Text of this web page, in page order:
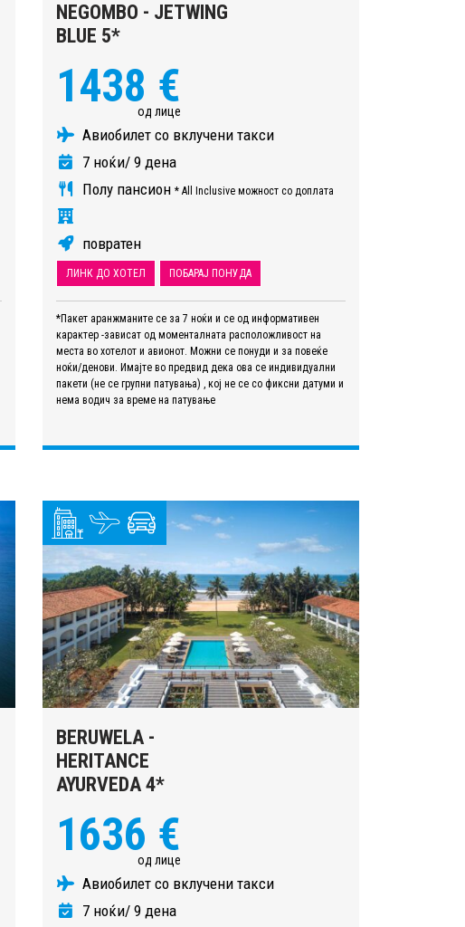
NEGOMBO - JETWING
BLUE 5*
1438 €
од лице
Авиобилет со вклучени такси
7 ноќи/ 9 дена
Полу пансион * All Inclusive можност со доплата
повратен
ЛИНК ДО ХОТЕЛ ПОБАРАЈ ПОНУДА
*Пакет аранжманите се за 7 ноќи и се од информативен
карактер -зависат од моменталната расположливост на
места во хотелот и авионот. Можни се понуди и за повеќе
ноќи/денови. Имајте во предвид дека ова се индивидуални
пакети (не се групни патувања) , кој не се со фиксни датуми и
нема водич за време на патување
BERUWELA -
HERITANCE
AYURVEDA 4*
1636 €
од лице
Авиобилет со вклучени такси
7 ноќи/ 9 дена